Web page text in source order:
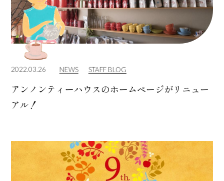
2022.03.26 NEWS STAFF BLOG
アンノンティーハウスのホームページがリニュー
アル！